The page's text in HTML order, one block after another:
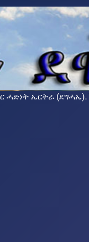
ኤርትራ (ደግሓኤ).